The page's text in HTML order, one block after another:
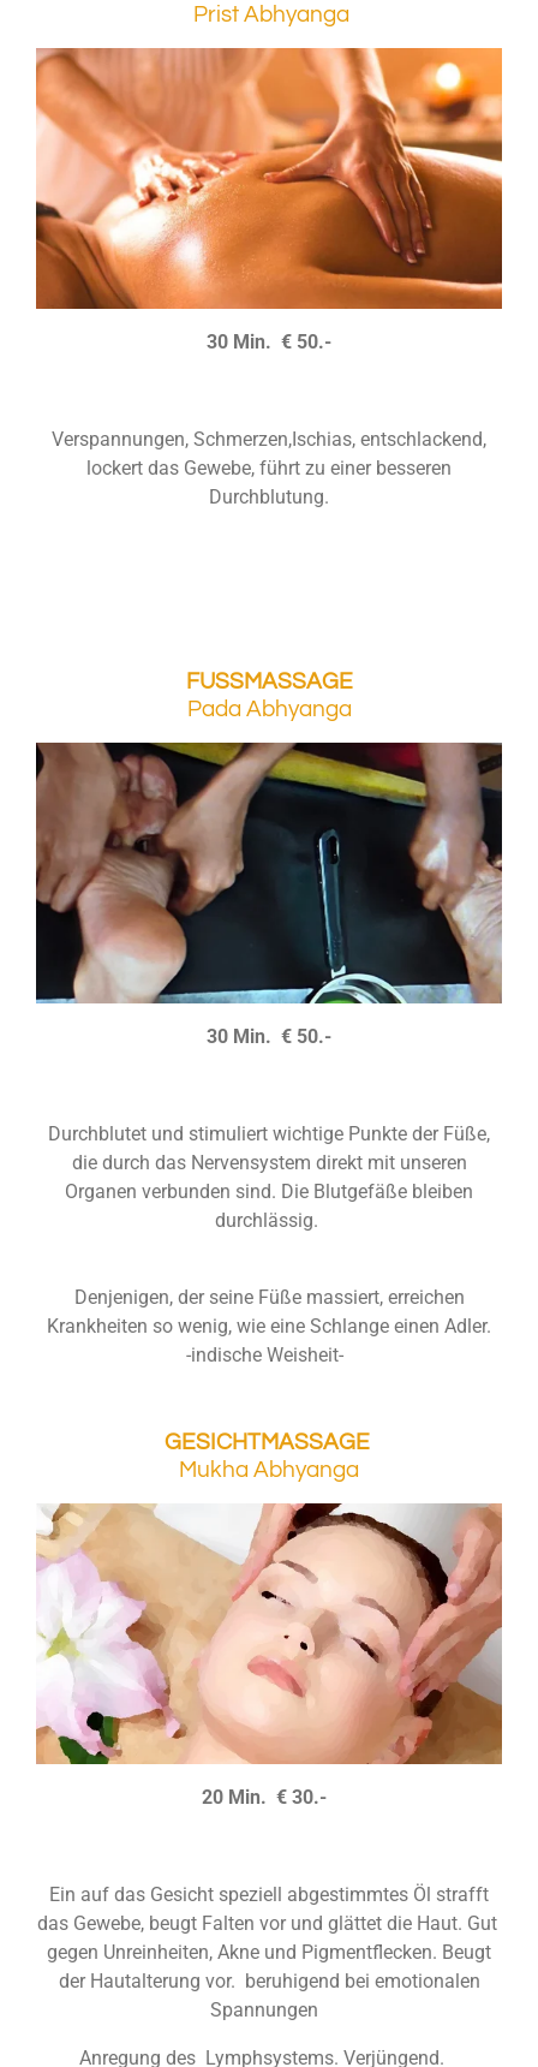
Prist Abhyanga
30 Min. € 50.-
Verspannungen, Schmerzen,Ischias, entschlackend,
lockert das Gewebe, führt zu einer besseren
Durchblutung.
FUSSMASSAGE
Pada Abhyanga
30 Min. € 50.-
Durchblutet und stimuliert wichtige Punkte der Füße,
die durch das Nervensystem direkt mit unseren
Organen verbunden sind. Die Blutgefäße bleiben
durchlässig.
Denjenigen, der seine Füße massiert, erreichen
Krankheiten so wenig, wie eine Schlange einen Adler.
-indische Weisheit-
GESICHTMASSAGE
Mukha Abhyanga
20 Min. € 30.-
Ein auf das Gesicht speziell abgestimmtes Öl strafft
das Gewebe, beugt Falten vor und glättet die Haut. Gut
gegen Unreinheiten, Akne und Pigmentflecken. Beugt
der Hautalterung vor. beruhigend bei emotionalen
Spannungen
Anregung des Lymphsystems. Verjüngend.